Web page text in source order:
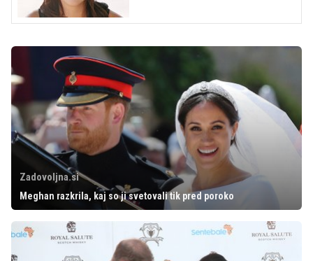
Zadovoljna.si
Meghan razkrila, kaj so ji svetovali tik pred poroko